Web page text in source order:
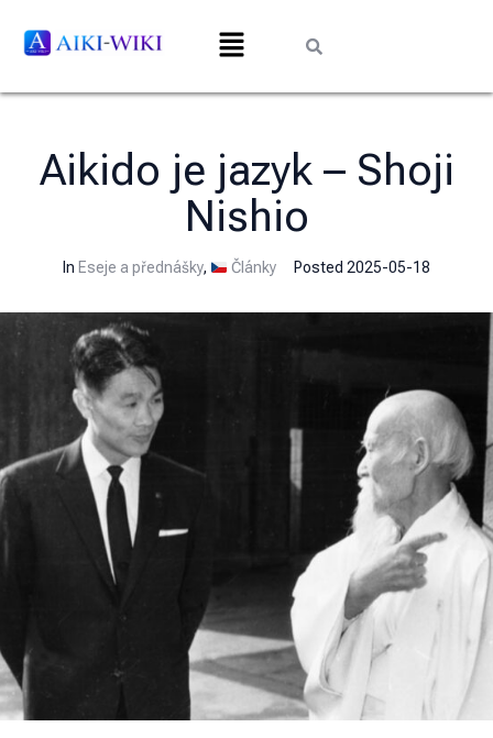
Aikido je jazyk – Shoji
Nishio
In Eseje a přednášky, Články Posted 2025-05-18